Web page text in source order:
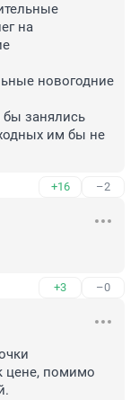
на
новогодние
бы занялись
им бы не
+16 –2
+3 –0
цене, помимо